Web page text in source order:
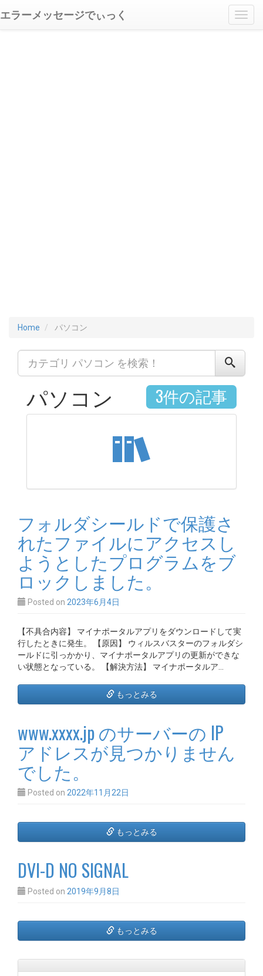
エラーメッセージでぃっく
Home パソコン
3件の記事
パソコン
フォルダシールドで保護さ
れたファイルにアクセスし
ようとしたプログラムをブ
ロックしました。
Posted on 2023年6月4日
【不具合内容】 マイナポータルアプリをダウンロードして実
行したときに発生。 【原因】 ウィルスバスターのフォルダシ
ールドに引っかかり、マイナポータルアプリの更新ができな
い状態となっている。 【解決方法】 マイナポータルア…
もっとみる
www.xxxx.jp のサーバーの IP
アドレスが見つかりません
でした。
Posted on 2022年11月22日
もっとみる
DVI-D NO SIGNAL
Posted on 2019年9月8日
もっとみる